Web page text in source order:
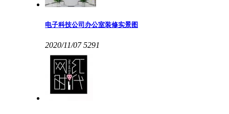
电子科技公司办公室装修实景图
2020/11/07 5291